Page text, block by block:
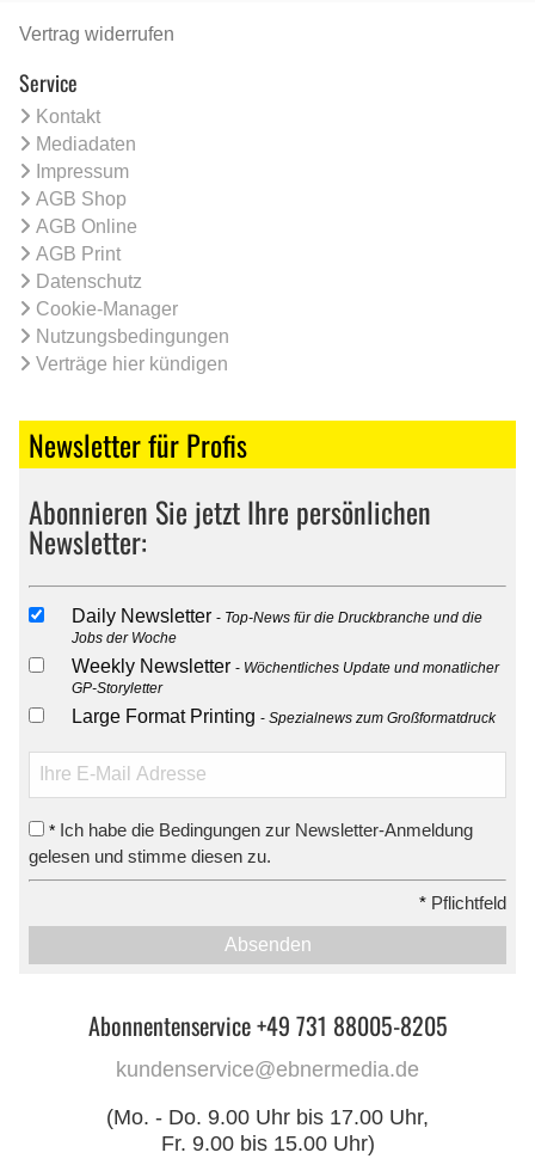
Vertrag widerrufen
Service
Kontakt
Mediadaten
Impressum
AGB Shop
AGB Online
AGB Print
Datenschutz
Cookie-Manager
Nutzungsbedingungen
Verträge hier kündigen
Newsletter für Profis
Abonnieren Sie jetzt Ihre persönlichen
Newsletter:
Daily Newsletter
Top-News für die Druckbranche und die
Jobs der Woche
Weekly Newsletter
Wöchentliches Update und monatlicher
GP-Storyletter
Large Format Printing Spezialnews zum Großformatdruck
* Ich habe die Bedingungen zur Newsletter-Anmeldung
gelesen und stimme diesen zu.
* Pflichtfeld
Absenden
Abonnentenservice +49 731 88005-8205
kundenservice@ebnermedia.de
(Mo. - Do. 9.00 Uhr bis 17.00 Uhr,
Fr. 9.00 bis 15.00 Uhr)